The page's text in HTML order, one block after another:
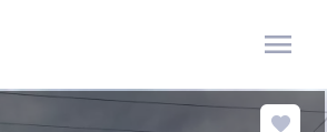
menu